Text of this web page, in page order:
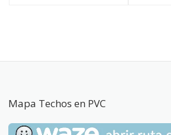
Mapa Techos en PVC